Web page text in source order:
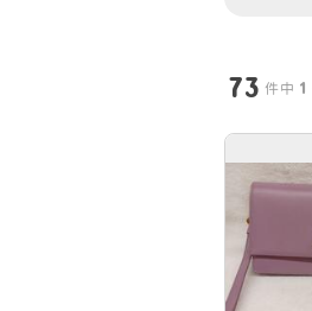
73 件中 1